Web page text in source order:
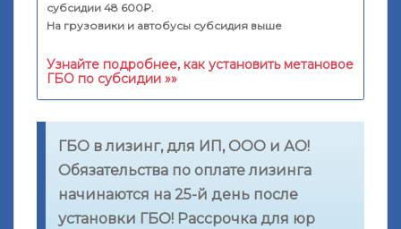
субсидии 48 600₽.
На грузовики и автобусы субсидия выше
Узнайте подробнее, как установить метановое
ГБО по субсидии »»
ГБО в лизинг, для ИП, ООО и АО!
Обязательства по оплате лизинга
начинаются на 25-й день после
установки ГБО! Рассрочка для юр